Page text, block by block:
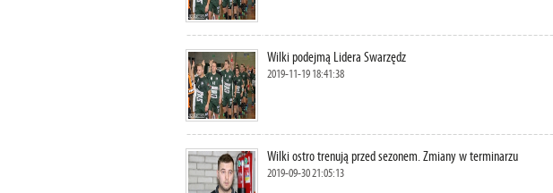
Wilki podejmą Lidera Swarzędz
2019-11-19 18:41:38
Wilki ostro trenują przed sezonem. Zmiany w terminarzu
2019-09-30 21:05:13